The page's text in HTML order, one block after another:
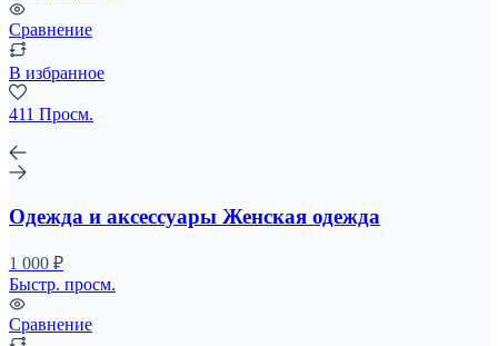
Сравнение
В избранное
411 Просм.
Одежда и аксессуары Женская одежда
1 000 ₽
Быстр. просм.
Сравнение